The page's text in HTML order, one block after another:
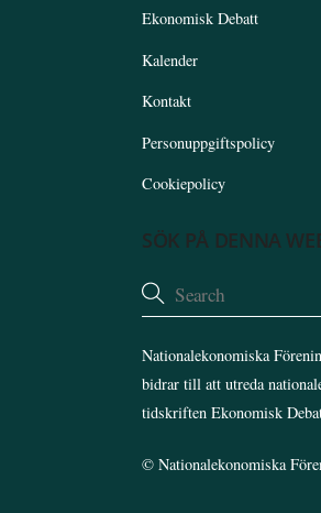
Ekonomisk Debatt
Kalender
Kontakt
Personuppgiftspolicy
Cookiepolicy
SÖK PÅ DENNA
Nationalekonomiska
bidrar till att utreda
tidskriften Ekonomisk
©Nationalekonomiska